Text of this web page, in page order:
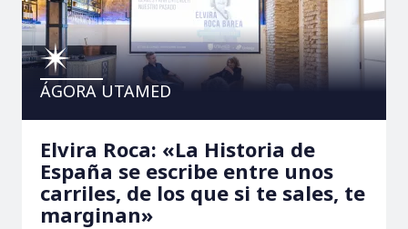
ÁGORA UTAMED
Elvira Roca: «La Historia de
España se escribe entre unos
carriles, de los que si te sales, te
marginan»